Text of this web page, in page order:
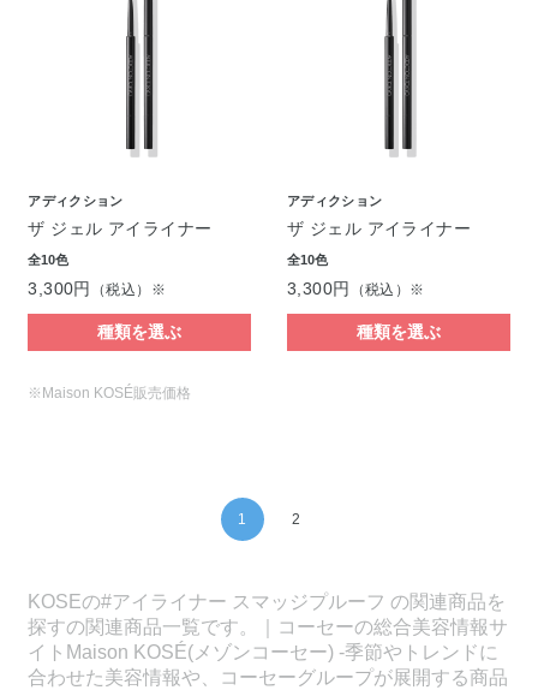
アディクション
ザ ジェル アイライナー
全10色
3,300円 （税込）※
種類を選ぶ
アディクション
ザ ジェル アイライナー
全10色
3,300円 （税込）※
種類を選ぶ
※Maison KOSÉ販売価格
1 2
KOSEの#アイライナー スマッジプルーフ の関連商品を
探すの関連商品一覧です。｜コーセーの総合美容情報サ
イトMaison KOSÉ(メゾンコーセー) -季節やトレンドに
合わせた美容情報や、コーセーグループが展開する商品